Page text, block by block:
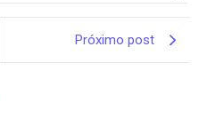
Próximo post